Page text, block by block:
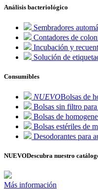
Análisis bacteriológico
Sembradores
Contadores de
Incubación y
Solución de
Consumibles
NUEVOBolsas de
Bolsas sin filtro
Bolsas de
Bolsas estériles de
Desodorantes para
NUEVODescubra nuestro
Más información